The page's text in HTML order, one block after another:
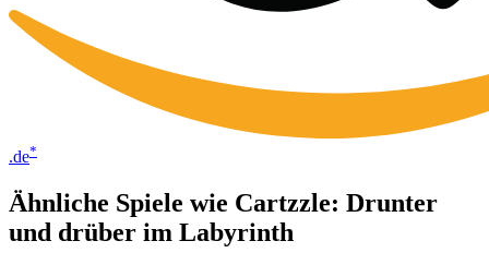
.de*
Ähnliche Spiele wie Cartzzle: Drunter
und drüber im Labyrinth